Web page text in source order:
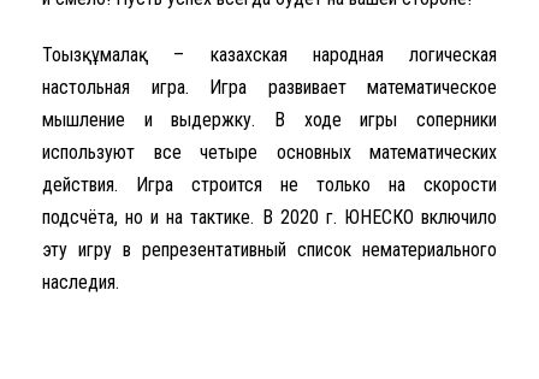
Тоғызқұмалақ – казахская народная логическая
настольная игра. Игра развивает математическое
мышление и выдержку. В ходе игры соперники
используют все четыре основных математических
действия. Игра строится не только на скорости
подсчёта, но и на тактике. В 2020 г. ЮНЕСКО включило
эту игру в репрезентативный список нематериального
наследия.